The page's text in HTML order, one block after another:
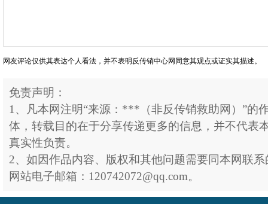
网友评论仅供其表达个人看法，并不表明反传销中心网同意其观点或证实其描述。
免责声明：
1、凡本网注明“来源：***（非反传销救助网）”的
体，转载目的在于分享传递更多的信息，并不代表
真实性负责。
2、如因作品内容、版权和其他问题需要同本网联
网站电子邮箱：120742072@qq.com。